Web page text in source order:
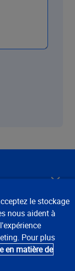
le stockage
nous aident à
Pour plus
en matière de